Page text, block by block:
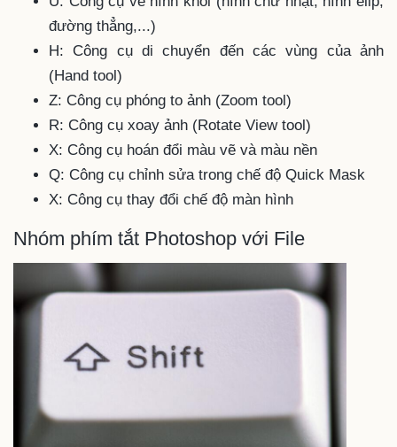
đường thẳng,...)
H: Công cụ di chuyển đến các vùng của ảnh
(Hand tool)
Z: Công cụ phóng to ảnh (Zoom tool)
R: Công cụ xoay ảnh (Rotate View tool)
X: Công cụ hoán đổi màu vẽ và màu nền
Q: Công cụ chỉnh sửa trong chế độ Quick Mask
X: Công cụ thay đổi chế độ màn hình
Nhóm phím tắt Photoshop với File